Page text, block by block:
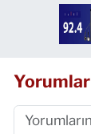
Yorumlar